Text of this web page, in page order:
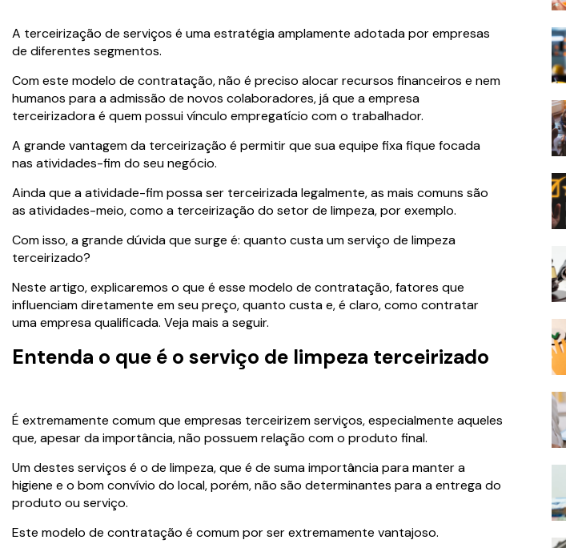
A terceirização de serviços é uma estratégia amplamente adotada por empresas
de diferentes segmentos.
Com este modelo de contratação, não é preciso alocar recursos financeiros e nem
humanos para a admissão de novos colaboradores, já que a empresa
terceirizadora é quem possui vínculo empregatício com o trabalhador.
A grande vantagem da terceirização é permitir que sua equipe fixa fique focada
nas atividades-fim do seu negócio.
Ainda que a atividade-fim possa ser terceirizada legalmente, as mais comuns são
as atividades-meio, como a terceirização do setor de limpeza, por exemplo.
Com isso, a grande dúvida que surge é: quanto custa um serviço de limpeza
terceirizado?
Neste artigo, explicaremos o que é esse modelo de contratação, fatores que
influenciam diretamente em seu preço, quanto custa e, é claro, como contratar
uma empresa qualificada. Veja mais a seguir.
Entenda o que é o serviço de limpeza terceirizado
É extremamente comum que empresas terceirizem serviços, especialmente aqueles
que, apesar da importância, não possuem relação com o produto final.
Um destes serviços é o de limpeza, que é de suma importância para manter a
higiene e o bom convívio do local, porém, não são determinantes para a entrega do
produto ou serviço.
Este modelo de contratação é comum por ser extremamente vantajoso.